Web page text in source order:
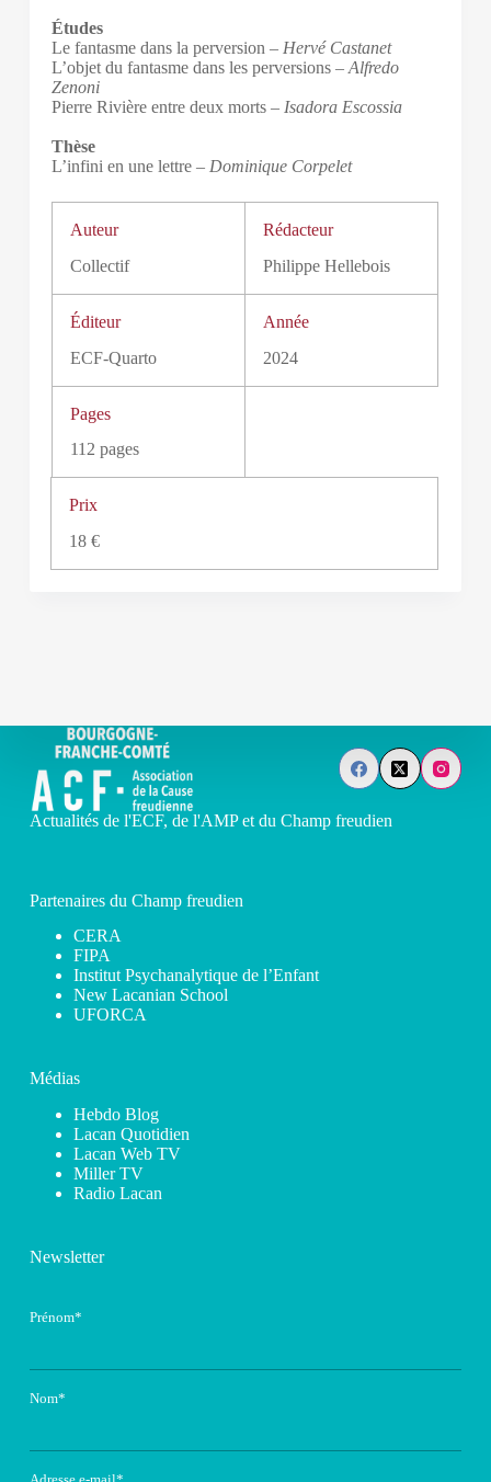
Études
Le fantasme dans la perversion – Hervé Castanet
L’objet du fantasme dans les perversions – Alfredo
Zenoni
Pierre Rivière entre deux morts – Isadora Escossia
Thèse
L’infini en une lettre – Dominique Corpelet
Auteur
Collectif
Rédacteur
Philippe Hellebois
Éditeur
ECF-Quarto
Année
2024
Pages
112 pages
Prix
18 €
Actualités de l'ECF, de l'AMP et du Champ freudien
Partenaires du Champ freudien
CERA
FIPA
Institut Psychanalytique de l’Enfant
New Lacanian School
UFORCA
Médias
Hebdo Blog
Lacan Quotidien
Lacan Web TV
Miller TV
Radio Lacan
Newsletter
Prénom*
Nom*